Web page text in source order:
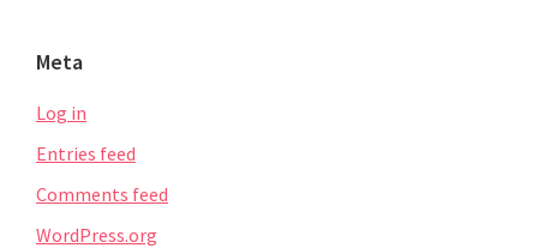
Meta
Log in
Entries feed
Comments feed
WordPress.org